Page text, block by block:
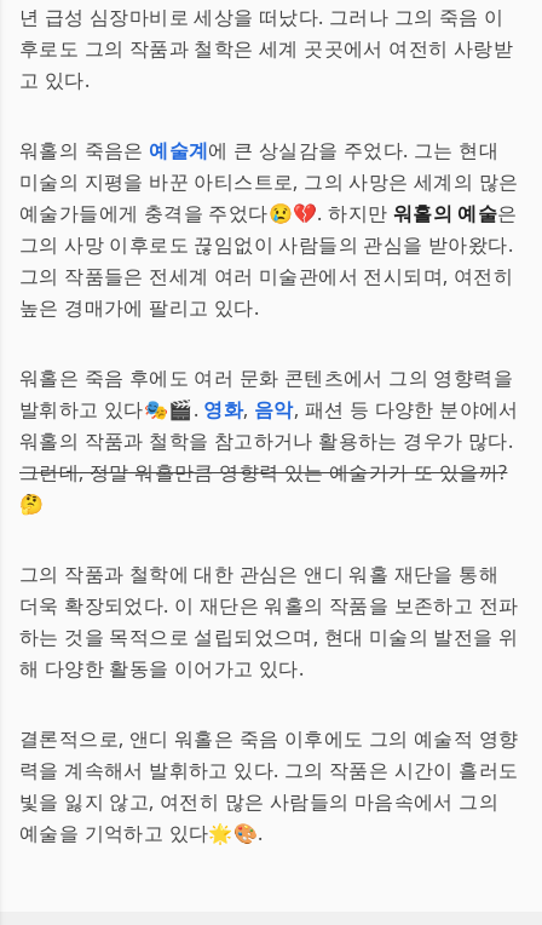
년 급성 심장마비로 세상을 떠났다. 그러나 그의 죽음 이
후로도 그의 작품과 철학은 세계 곳곳에서 여전히 사랑받
고 있다.
워홀의 죽음은 예술계에 큰 상실감을 주었다. 그는 현대
미술의 지평을 바꾼 아티스트로, 그의 사망은 세계의 많은
예술가들에게 충격을 주었다😢💔. 하지만 워홀의 예술은
그의 사망 이후로도 끊임없이 사람들의 관심을 받아왔다.
그의 작품들은 전세계 여러 미술관에서 전시되며, 여전히
높은 경매가에 팔리고 있다.
워홀은 죽음 후에도 여러 문화 콘텐츠에서 그의 영향력을
발휘하고 있다🎭🎬. 영화, 음악, 패션 등 다양한 분야에서
워홀의 작품과 철학을 참고하거나 활용하는 경우가 많다.
그런데, 정말 워홀만큼 영향력 있는 예술가가 또 있을까?
🤔
그의 작품과 철학에 대한 관심은 앤디 워홀 재단을 통해
더욱 확장되었다. 이 재단은 워홀의 작품을 보존하고 전파
하는 것을 목적으로 설립되었으며, 현대 미술의 발전을 위
해 다양한 활동을 이어가고 있다.
결론적으로, 앤디 워홀은 죽음 이후에도 그의 예술적 영향
력을 계속해서 발휘하고 있다. 그의 작품은 시간이 흘러도
빛을 잃지 않고, 여전히 많은 사람들의 마음속에서 그의
예술을 기억하고 있다🌟🎨.